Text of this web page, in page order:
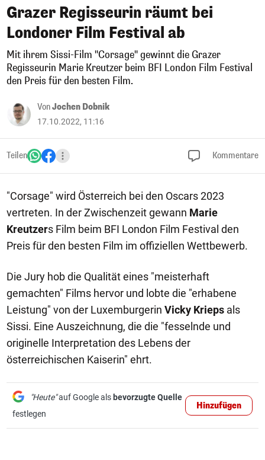
Grazer Regisseurin räumt bei
Londoner Film Festival ab
Mit ihrem Sissi-Film "Corsage" gewinnt die Grazer
Regisseurin Marie Kreutzer beim BFI London Film Festival
den Preis für den besten Film.
VonJochen Dobnik
17.10.2022, 11:16
Teilen Kommentare
"Corsage" wird Österreich bei den Oscars 2023
vertreten. In der Zwischenzeit gewann Marie
Kreutzers Film beim BFI London Film Festival den
Preis für den besten Film im offiziellen Wettbewerb.
Die Jury hob die Qualität eines "meisterhaft
gemachten" Films hervor und lobte die "erhabene
Leistung" von der Luxemburgerin Vicky Krieps als
Sissi. Eine Auszeichnung, die die "fesselnde und
originelle Interpretation des Lebens der
österreichischen Kaiserin" ehrt.
"Heute"auf Google als bevorzugte Quelle
festlegen
Hinzufügen